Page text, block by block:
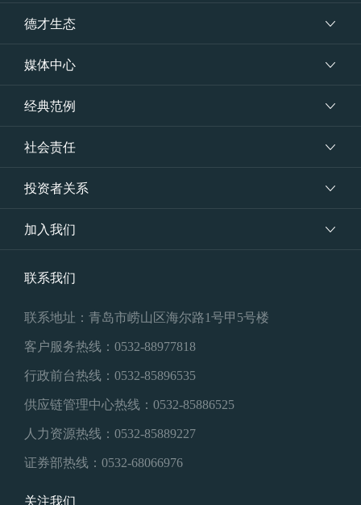
德才生态
媒体中心
经典范例
社会责任
投资者关系
加入我们
联系我们
联系地址：青岛市崂山区海尔路1号甲5号楼
客户服务热线：0532-88977818
行政前台热线：0532-85896535
供应链管理中心热线：0532-85886525
人力资源热线：0532-85889227
证券部热线：0532-68066976
关注我们